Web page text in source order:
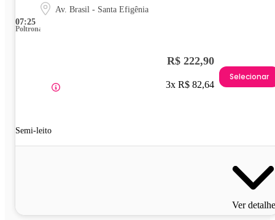
07:25
Av. Brasil - Santa Efigênia
Poltrona
Semi-leito
R$ 222,90
3x R$ 82,64
Selecionar
Ver